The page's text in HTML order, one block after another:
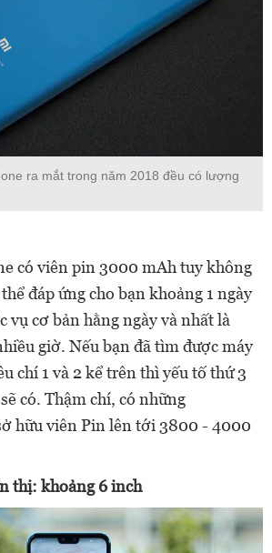
ra mắt trong năm 2018 đều có lượng
có viên pin 3000 mAh tuy không
đáp ứng cho bạn khoảng 1 ngày
vụ cơ bản hằng ngày và nhất là
giờ. Nếu bạn đã tìm được máy
chí 1 và 2 kể trên thì yếu tố thứ 3
có. Thậm chí, có những
hữu viên Pin lên tới 3800 - 4000
thị: khoảng 6 inch